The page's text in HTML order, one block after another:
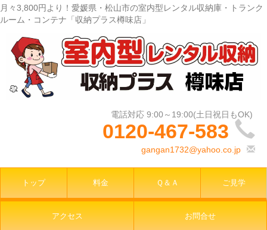
月々3,800円より！愛媛県・松山市の室内型レンタル収納庫・トランク
ルーム・コンテナ「収納プラス樽味店」
0120-467-583
gangan1732@yahoo.co.jp
トップ 料金 Ｑ＆Ａ ご見学
アクセス お問合せ